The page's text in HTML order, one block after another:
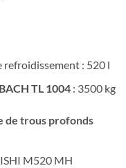
refroidissement : 520 l
TL 1004: 3500 kg
de trous profonds
M520 MH